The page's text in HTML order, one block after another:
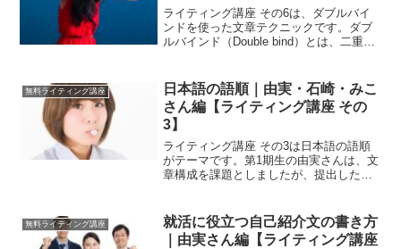
ライティング講座 その6は、ダブルバイ
ンドを使った文章テクニックです。ダブ
ルバインド（Double bind）とは、二重拘
取れないようにして要求を通します。一
般的には、...
無料ライティング講座
日本語の語順｜由実・石崎・みこ
さん編【ライティング講座 その
3】
ライティング講座 その3は日本語の語順
がテーマです。第1期生の由実さんは、文
章構成を課題としましたが、提出した文
順について詳しく解説しています。構成
の方法と一緒に語順に...
無料ライティング講座
就活に役立つ自己紹介文の書き方
｜由実さん編【ライティング講座